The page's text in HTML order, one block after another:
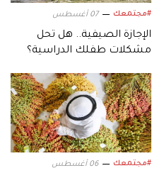
#مجتمعك 07 أغسطس
الإجازة الصيفية.. هل تحل
مشكلات طفلك الدراسية؟
#مجتمعك 06 أغسطس